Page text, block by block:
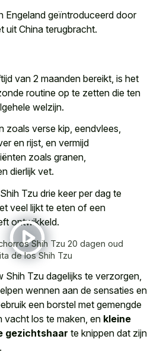
Engeland geïntroduceerd door
uit China terugbracht.
van 2 maanden bereikt, is het
routine op te zetten die ten
welzijn.
zoals verse kip, eendvlees,
en rijst, en vermijd
zoals granen,
dierlijk vet.
Tzu drie keer per dag te
veel lijkt te eten of een
ontwikkeld.
Shih Tzu 20 dagen oud
de los Shih Tzu
Shih Tzu dagelijks te verzorgen,
wennen aan de sensaties en
een borstel met gemengde
vacht los te maken, en kleine
gezichtshaar te knippen dat zijn